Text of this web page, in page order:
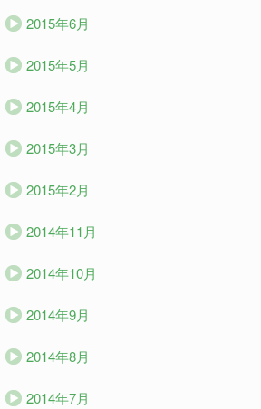
2015年6月
2015年5月
2015年4月
2015年3月
2015年2月
2014年11月
2014年10月
2014年9月
2014年8月
2014年7月